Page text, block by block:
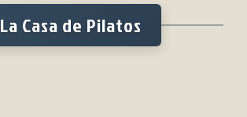
La Casa de Pilatos